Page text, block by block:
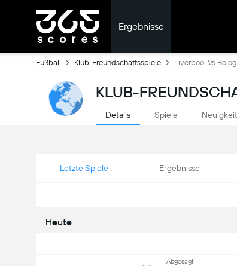
Ergebnisse
Fußball Klub-Freundschaftsspiele Liverpool Vs
KLUB-
Details Spiele
Letzte Spiele Ergebnisse
Heute
Abgesagt